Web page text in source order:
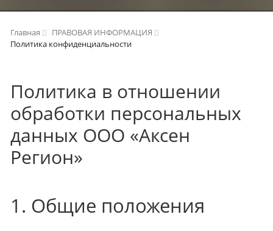
Главная
ПРАВОВАЯ ИНФОРМАЦИЯ
Политика конфиденциальности
Политика в отношении
обработки персональных
данных ООО «Аксен
Регион»
1. Общие положения